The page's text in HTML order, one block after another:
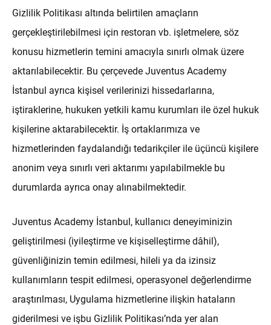
Gizlilik Politikası altında belirtilen amaçların
gerçekleştirilebilmesi için restoran vb. işletmelere, söz
konusu hizmetlerin temini amacıyla sınırlı olmak üzere
aktarılabilecektir. Bu çerçevede Juventus Academy
İstanbul ayrıca kişisel verilerinizi hissedarlarına,
iştiraklerine, hukuken yetkili kamu kurumları ile özel hukuk
kişilerine aktarabilecektir. İş ortaklarımıza ve
hizmetlerinden faydalandığı tedarikçiler ile üçüncü kişilere
anonim veya sınırlı veri aktarımı yapılabilmekle bu
durumlarda ayrıca onay alınabilmektedir.
Juventus Academy İstanbul, kullanıcı deneyiminizin
geliştirilmesi (iyileştirme ve kişiselleştirme dâhil),
güvenliğinizin temin edilmesi, hileli ya da izinsiz
kullanımların tespit edilmesi, operasyonel değerlendirme
araştırılması, Uygulama hizmetlerine ilişkin hataların
giderilmesi ve işbu Gizlilik Politikası’nda yer alan